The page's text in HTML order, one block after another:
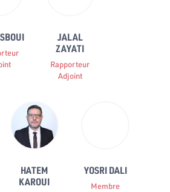
JALAL
ZAYATI
Rapporteur
Adjoint
HATEM
KAROUI
YOSRI DALI
Membre